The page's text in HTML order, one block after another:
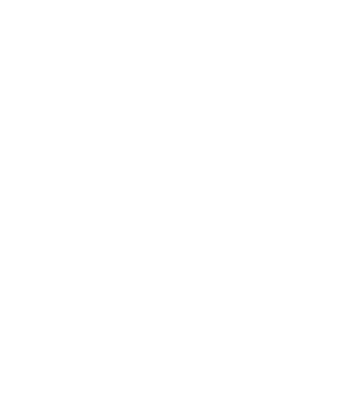
van Salesforce. U vindt
vooruit 11 april en 10 dagen na 11 april 21
op deze datums: 21 april, 1 mei, 11 mei, 21
de eerste dag van de maand en wordt deze elke
transformatie plant voor uitvoering met intervallen
tot het einde van de dag.
een batch gegevenstransformatie die elke 4